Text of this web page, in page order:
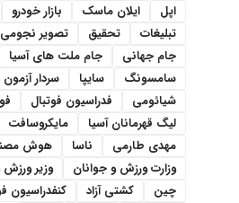
اپل
ایلان ماسک بازار خودرو
تبلیغات
تحقیق تصویر نجومی
جام جهانی
جام ملت های آسیا
سامسونگ
سایپا سردار آزمون
شیائومی
فدراسیون فوتبال
لیگ قهرمانان آسیا
مایکروسافت
مهدی طارمی
ناسا هوش
وزارت ورزش و جوانان
وزیر ورزش
چین
کشتی آزاد کنفدراسیون